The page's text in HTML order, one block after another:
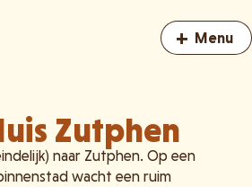
+ Menu
Zutphen
naar Zutphen. Op een
wacht een ruim